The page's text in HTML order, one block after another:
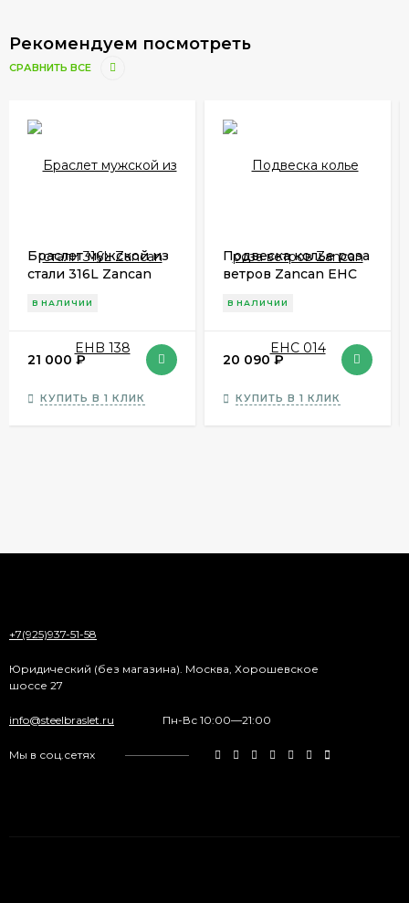
Рекомендуем посмотреть
СРАВНИТЬ ВСЕ
Браслет мужской из
стали 316L Zancan
В НАЛИЧИИ
21 000₽
КУПИТЬ В 1 КЛИК
Подвеска колье роза
ветров Zancan EHC
В НАЛИЧИИ
20 090₽
КУПИТЬ В 1 КЛИК
+7(925)937-51-58
Юридический (без магазина). Москва, Хорошевское
шоссе 27
info@steelbraslet.ru Пн-Вс 10:00—21:00
Мы в соц.сетях